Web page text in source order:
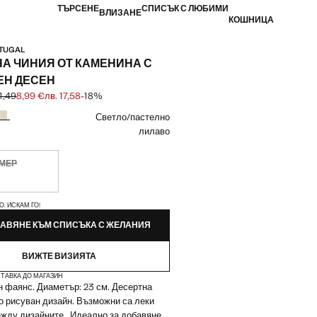
ТЪРСЕНЕВЛИЗАНЕСПИСЪК С ЛЮБИМИ
КОШНИЦА
ЧИНИЯ ОТ КАМЕНИНА С
ДЕСЕН
цена [10,99 € лв. 21,49]
[8,99 € лв. 17,58]
8,99 €лв. 17,58-18%
Светло/пастелно
лилаво
Искам го!
ИСКАМ ГО!
КЪМ СПИСЪКА С ЖЕЛАНИЯ
ВИЖТЕ ВИЗИЯТА
ДО МАГАЗИН
фаянс. Диаметър: 23 см. Десертна
рисуван дизайн. Възможни са леки